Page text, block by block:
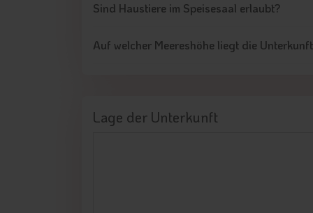
Sind Haustiere im Speisesaal erlaubt?
Auf welcher Meereshöhe liegt die
Lage der Unterkunft